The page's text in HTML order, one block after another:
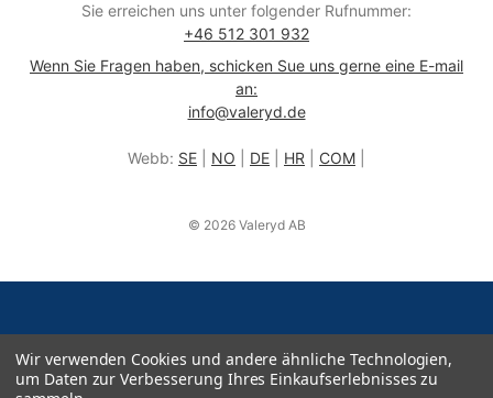
Sie erreichen uns unter folgender Rufnummer:
+46 512 301 932
Wenn Sie Fragen haben, schicken Sue uns gerne eine E-mail
an:
info@valeryd.de
Webb: SE NO DE HR COM
© 2026 Valeryd AB
Wir verwenden Cookies und andere ähnliche Technologien,
um Daten zur Verbesserung Ihres Einkaufserlebnisses zu